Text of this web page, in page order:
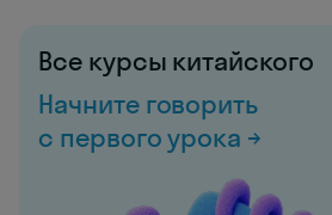
Все курсы китайского
Начните говорить
с первого урока →